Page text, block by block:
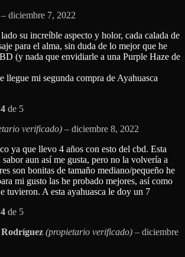
– diciembre 7, 2022
su increíble aspecto y holor, cada calada de
para el alma, sin duda de lo mejor que he
(y nada que envidiarle a una Purple Haze de
llegue mi segunda compra de Ayahuasca
4 de 5
verificado) – diciembre 8, 2022
ya que llevo 4 años con esto del cbd. Esta
aun así me gusta, pero no la volvería a
son bonitas de tamaño mediano/pequeño he
mi gusto las he probado mejores, así como
tuvieron. A esta ayahuasca le doy un 7
4 de 5
(propietario verificado) – diciembre